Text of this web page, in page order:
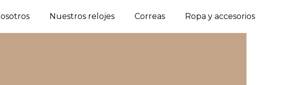
Nuestros relojes Correas Ropa y accesorios